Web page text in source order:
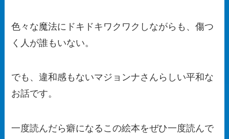
色々な魔法にドキドキワクワクしながらも、傷つ
く人が誰もいない。
でも、違和感もないマジョンナさんらしい平和な
お話です。
一度読んだら癖になるこの絵本をぜひ一度読んで